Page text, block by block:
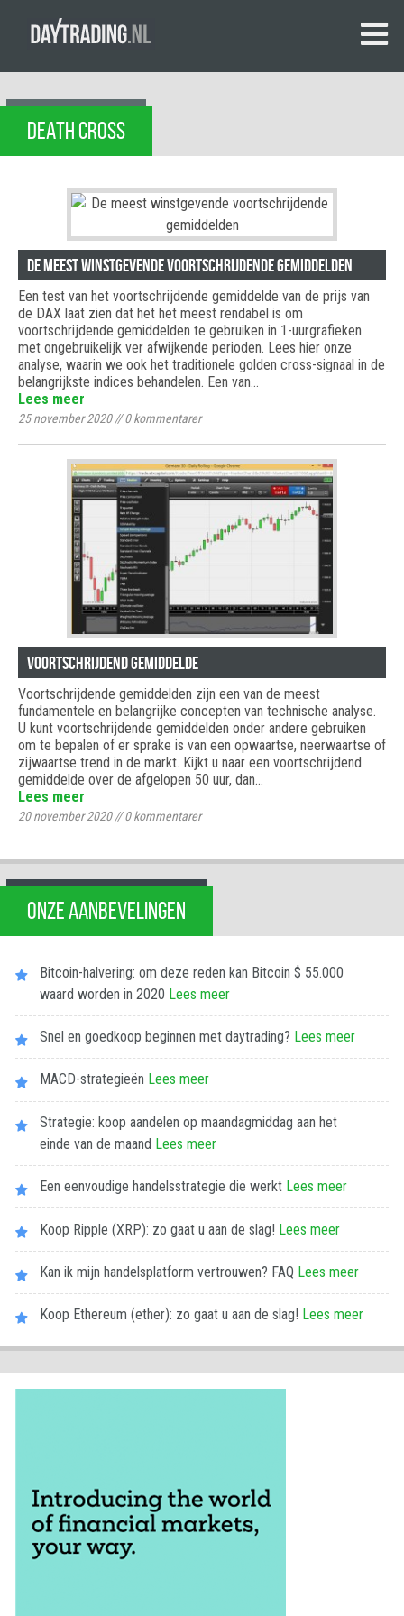
DEATH CROSS
De meest winstgevende voortschrijdende gemiddelden
Een test van het voortschrijdende gemiddelde van de prijs van
de DAX laat zien dat het het meest rendabel is om
voortschrijdende gemiddelden te gebruiken in 1-uurgrafieken
met ongebruikelijk ver afwijkende perioden. Lees hier onze
analyse, waarin we ook het traditionele golden cross-signaal in de
belangrijkste indices behandelen. Een van…
Lees meer
25 november 2020//0kommentarer
Voortschrijdend gemiddelde
Voortschrijdende gemiddelden zijn een van de meest
fundamentele en belangrijke concepten van technische analyse.
U kunt voortschrijdende gemiddelden onder andere gebruiken
om te bepalen of er sprake is van een opwaartse, neerwaartse of
zijwaartse trend in de markt. Kijkt u naar een voortschrijdend
gemiddelde over de afgelopen 50 uur, dan…
Lees meer
20 november 2020//0kommentarer
ONZE AANBEVELINGEN
Bitcoin-halvering: om deze reden kan Bitcoin $ 55.000
waard worden in 2020 Lees meer
Snel en goedkoop beginnen met daytrading? Lees meer
MACD-strategieën Lees meer
Strategie: koop aandelen op maandagmiddag aan het
einde van de maand Lees meer
Een eenvoudige handelsstrategie die werkt Lees meer
Koop Ripple (XRP): zo gaat u aan de slag! Lees meer
Kan ik mijn handelsplatform vertrouwen? FAQ Lees meer
Koop Ethereum (ether): zo gaat u aan de slag! Lees meer